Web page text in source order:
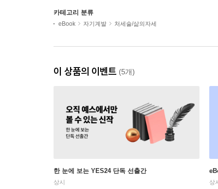
카테고리 분류
eBook 자기계발 처세술/삶의자세
이 상품의 이벤트 (5개)
한 눈에 보는 YES24 단독 선출간
상시 상